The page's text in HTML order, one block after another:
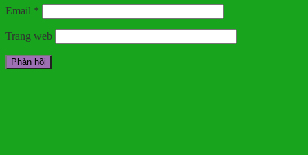
Email *
Trang web